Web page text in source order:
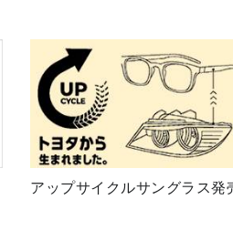
アップサイクルサングラス発